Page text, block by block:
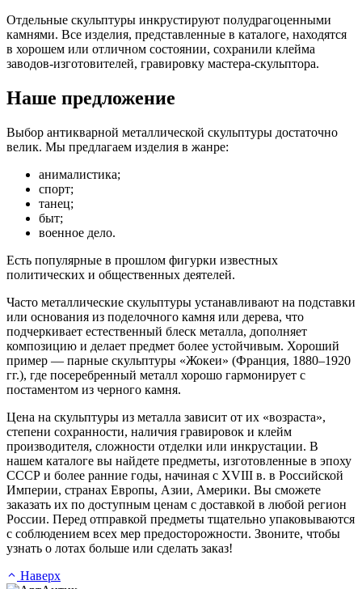
Отдельные скульптуры инкрустируют полудрагоценными
камнями. Все изделия, представленные в каталоге, находятся
в хорошем или отличном состоянии, сохранили клейма
заводов-изготовителей, гравировку мастера-скульптора.
Наше предложение
Выбор антикварной металлической скульптуры достаточно
велик. Мы предлагаем изделия в жанре:
анималистика;
спорт;
танец;
быт;
военное дело.
Есть популярные в прошлом фигурки известных
политических и общественных деятелей.
Часто металлические скульптуры устанавливают на подставки
или основания из поделочного камня или дерева, что
подчеркивает естественный блеск металла, дополняет
композицию и делает предмет более устойчивым. Хороший
пример — парные скульптуры «Жокеи» (Франция, 1880–1920
гг.), где посеребренный металл хорошо гармонирует с
постаментом из черного камня.
Цена на скульптуры из металла зависит от их «возраста»,
степени сохранности, наличия гравировок и клейм
производителя, сложности отделки или инкрустации. В
нашем каталоге вы найдете предметы, изготовленные в эпоху
СССР и более ранние годы, начиная с XVIII в. в Российской
Империи, странах Европы, Азии, Америки. Вы сможете
заказать их по доступным ценам с доставкой в любой регион
России. Перед отправкой предметы тщательно упаковываются
с соблюдением всех мер предосторожности. Звоните, чтобы
узнать о лотах больше или сделать заказ!
Наверх